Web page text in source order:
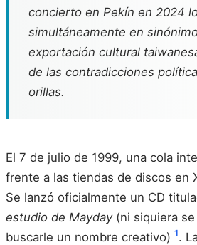
concierto en Pekín en 2024
simultáneamente en
exportación cultural
de las contradicciones
orillas.
El 7 de julio de 1999, una cola
frente a las tiendas de discos en
Se lanzó oficialmente un CD
estudio de Mayday(ni siquiera
buscarle un nombre creativo) 1.